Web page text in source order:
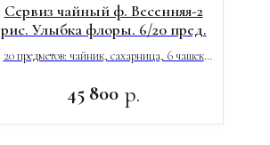
Сервиз чайный ф. Весенняя-2
рис. Улыбка флоры. 6/20 пред.
20 предметов: чайник, сахарница, 6 чашек
Новинка 2023 года.
Костяной фарфор, надглазурная деколь,
45 800 р.